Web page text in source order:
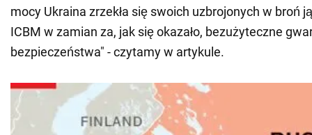
mocy Ukraina zrzekła się swoich uzbrojonych w broń
ICBM w zamian za, jak się okazało, bezużyteczne
bezpieczeństwa" - czytamy w artykule.